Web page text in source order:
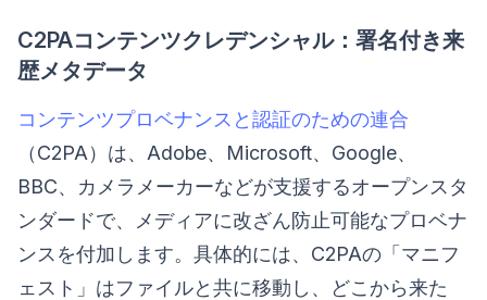
C2PAコンテンツクレデンシャル：署名付き来
歴メタデータ
コンテンツプロベナンスと認証のための連合
（C2PA）は、Adobe、Microsoft、Google、
BBC、カメラメーカーなどが支援するオープンスタ
ンダードで、メディアに改ざん防止可能なプロベナ
ンスを付加します。具体的には、C2PAの「マニフ
ェスト」はファイルと共に移動し、どこから来た